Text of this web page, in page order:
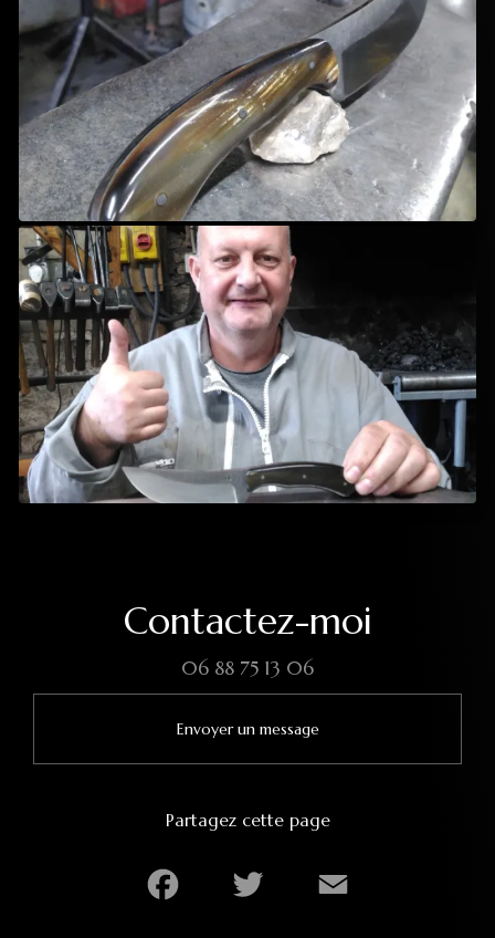
Contactez-moi
06 88 75 13 06
Envoyer un message
Partagez cette page